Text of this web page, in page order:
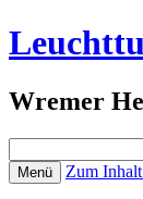
Wremer
nach:
Menü Zum